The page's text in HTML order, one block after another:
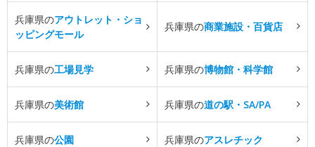
兵庫県のアウトレット・ショ
ッピングモール
兵庫県の商業施設・百貨店
兵庫県の工場見学 兵庫県の博物館・科学館
兵庫県の美術館 兵庫県の道の駅・SA/PA
兵庫県の公園 兵庫県のアスレチック